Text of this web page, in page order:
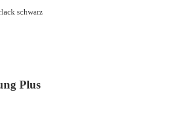
schwarz
Plus